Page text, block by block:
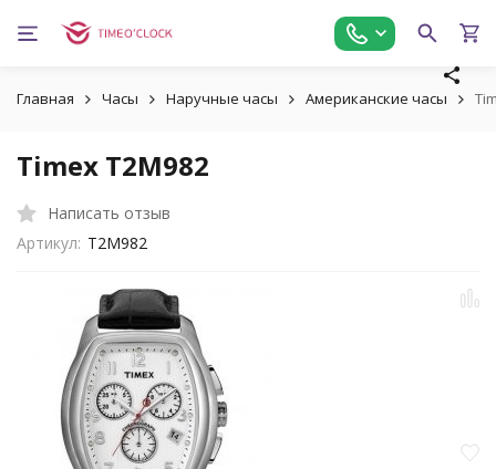
Главная Часы Наручные часы Американские часы
Timex T2M982
Написать отзыв
Артикул: T2M982